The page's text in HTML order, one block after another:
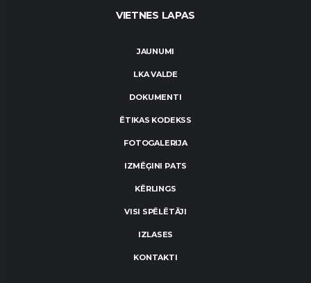
VIETNES LAPAS
JAUNUMI
LKA VALDE
DOKUMENTI
ĒTIKAS KODEKSS
FOTOGALERIJA
IZMĒĢINI PATS
KĒRLINGS
VISI SPĒLĒTĀJI
IZLASES
KONTAKTI